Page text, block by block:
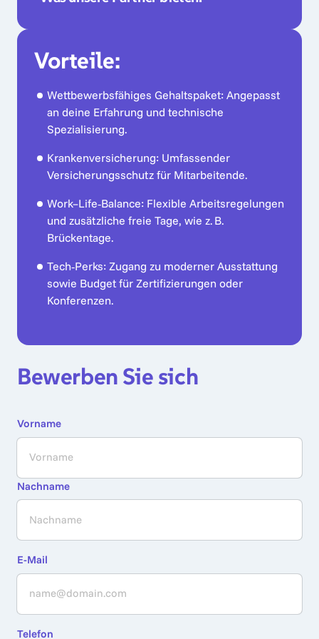
- Gute Kenntnisse agiler Methoden
- Sehr gute Englischkenntnisse, unabdingbar
für internationale Projekte.
Backend‑Bereich.
aktuellen Bedürfnisse anpassen – Remote,
Hybrid oder vor Ort.
und kontinuierliche Unterstützung bei
Weiterbildung.
- Kultur: Multikulturelle, inklusive
Arbeitsumgebungen mit Fokus auf
Zusammenarbeit und Wissensaustausch.
Vorteile:
Wettbewerbsfähiges Gehaltspaket: Angepasst
an deine Erfahrung und technische
Spezialisierung.
Krankenversicherung: Umfassender
Versicherungsschutz für Mitarbeitende.
Work–Life‑Balance: Flexible Arbeitsregelungen
und zusätzliche freie Tage, wie z. B.
Brückentage.
Tech‑Perks: Zugang zu moderner Ausstattung
sowie Budget für Zertifizierungen oder
Konferenzen.
Bewerben Sie sich
Vorname
Vorname
Nachname
E-Mail
Telefon